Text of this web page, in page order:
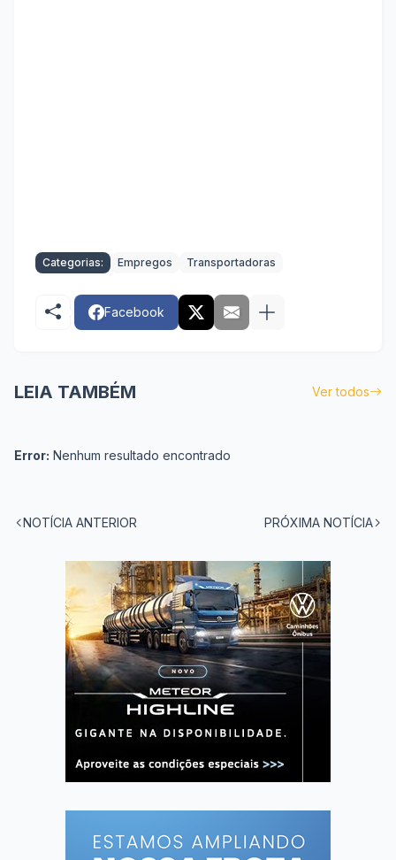
Categorias: Empregos Transportadoras
Facebook
LEIA TAMBÉM Ver todos
Error: Nenhum resultado encontrado
NOTÍCIA ANTERIOR PRÓXIMA NOTÍCIA